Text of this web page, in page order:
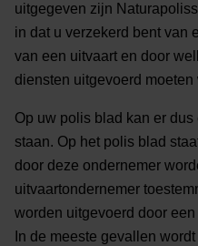
uitgegeven zijn
in dat u verzekerd bent van
van een uitvaart en door
diensten uitgevoerd moeten
Op uw polis blad kan er
staan. Op het polis blad
door deze ondernemer
uitvaartondernemer
worden uitgevoerd door
In de meeste gevallen